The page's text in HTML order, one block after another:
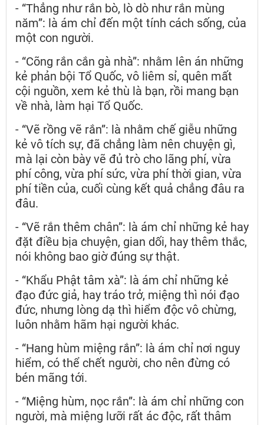
- “Thẳng như rắn bò, lò dò như rắn mùng
năm”: là ám chỉ đến một tính cách sống, của
một con người.
- “Cõng rắn cắn gà nhà”: nhằm lên án những
kẻ phản bội Tổ Quốc, vô liêm sỉ, quên mất
cội nguồn, xem kẻ thù là bạn, rồi mang bạn
về nhà, làm hại Tổ Quốc.
- “Vẽ rồng vẽ rắn”: là nhằm chế giễu những
kẻ vô tích sự, đã chẳng làm nên chuyện gì,
mà lại còn bày vẽ đủ trò cho lãng phí, vừa
phí công, vừa phí sức, vừa phí thời gian, vừa
phí tiền của, cuối cùng kết quả chẳng đâu ra
đâu.
- “Vẽ rắn thêm chân”: là ám chỉ những kẻ hay
đặt điều bịa chuyện, gian dối, hay thêm thắc,
nói không bao giờ đúng sự thật.
- “Khẩu Phật tâm xà”: là ám chỉ những kẻ
đạo đức giả, hay tráo trở, miệng thì nói đạo
đức, nhưng lòng dạ thì hiểm độc vô chừng,
luôn nhằm hãm hại người khác.
- “Hang hùm miệng rắn”: là ám chỉ nơi nguy
hiểm, có thể chết người, cho nên đừng có
bén mãng tới.
- “Miệng hùm, nọc rắn”: là ám chỉ những con
người, mà miệng lưỡi rất ác độc, rất thâm